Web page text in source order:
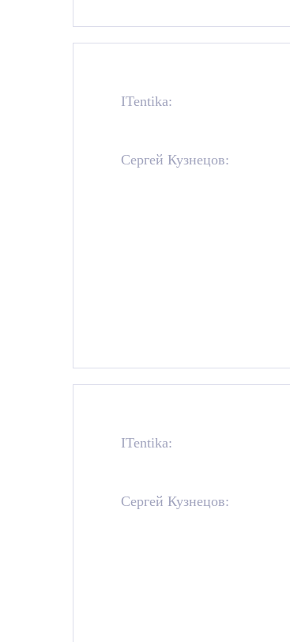
ITentika:
Сергей Кузнецов:
ITentika:
Сергей Кузнецов: